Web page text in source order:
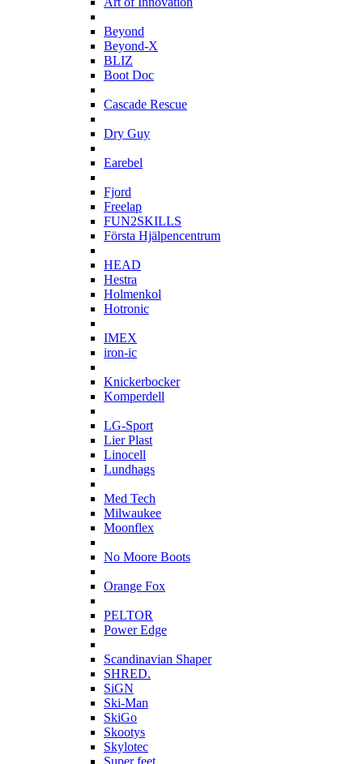
Beyond
Beyond-X
BLIZ
Boot Doc
Cascade Rescue
Dry Guy
Earebel
Fjord
Freelap
FUN2SKILLS
Första Hjälpencentrum
HEAD
Hestra
Holmenkol
Hotronic
IMEX
iron-ic
Knickerbocker
Komperdell
LG-Sport
Lier Plast
Linocell
Lundhags
Med Tech
Milwaukee
Moonflex
No Moore Boots
Orange Fox
PELTOR
Power Edge
Scandinavian Shaper
SHRED.
SiGN
Ski-Man
SkiGo
Skootys
Skylotec
Super feet